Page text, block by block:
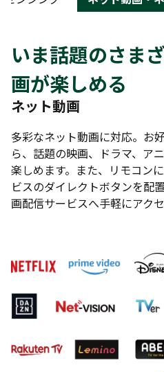
いま話題のさま
画が楽しめる
ネット動画
多彩なネット動画に対応。お
ら、話題の映画、ドラマ、ア
楽しめます。また、リモコン
ビスのダイレクトボタンを配
画配信サービスへ手軽にアク